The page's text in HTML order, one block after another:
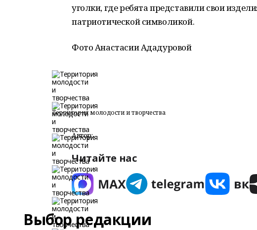
уголки, где ребята представили свои
патриотической символикой.
Фото Анастасии Ададуровой
Территория молодости и творчества
Автор:
Читайте нас
Выбор редакции